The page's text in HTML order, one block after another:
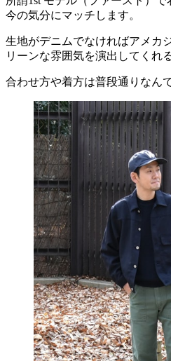
今の気分にマッチします。
生地がデニムでなければアメカ
リーンな雰囲気を演出してくれる
合わせ方や着方は普段通りなん